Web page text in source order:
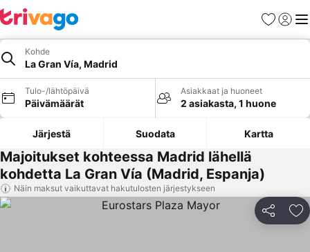
Suosikit
Kohde
La Gran Vía, Madrid
Tulo-/lähtöpäivä
Päivämäärät
Asiakkaat ja huoneet
2 asiakasta, 1 huone
Järjestä Suodata Kartta
Majoitukset kohteessa Madrid lähellä
kohdetta La Gran Vía (Madrid, Espanja)
Näin maksut vaikuttavat hakutulosten järjestykseen
Jaa